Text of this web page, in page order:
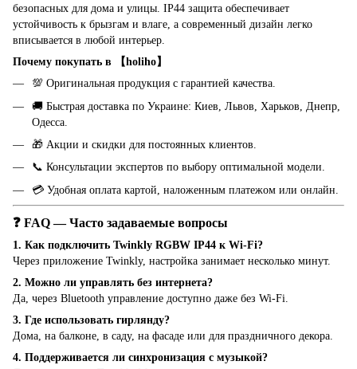
безопасных для дома и улицы. IP44 защита обеспечивает
устойчивость к брызгам и влаге, а современный дизайн легко
вписывается в любой интерьер.
Почему покупать в 【holiho】
💯 Оригинальная продукция с гарантией качества.
🚚 Быстрая доставка по Украине: Киев, Львов, Харьков, Днепр,
Одесса.
🎁 Акции и скидки для постоянных клиентов.
📞 Консультации экспертов по выбору оптимальной модели.
💳 Удобная оплата картой, наложенным платежом или онлайн.
❓ FAQ — Часто задаваемые вопросы
1. Как подключить Twinkly RGBW IP44 к Wi-Fi?
Через приложение Twinkly, настройка занимает несколько минут.
2. Можно ли управлять без интернета?
Да, через Bluetooth управление доступно даже без Wi-Fi.
3. Где использовать гирлянду?
Дома, на балконе, в саду, на фасаде или для праздничного декора.
4. Поддерживается ли синхронизация с музыкой?